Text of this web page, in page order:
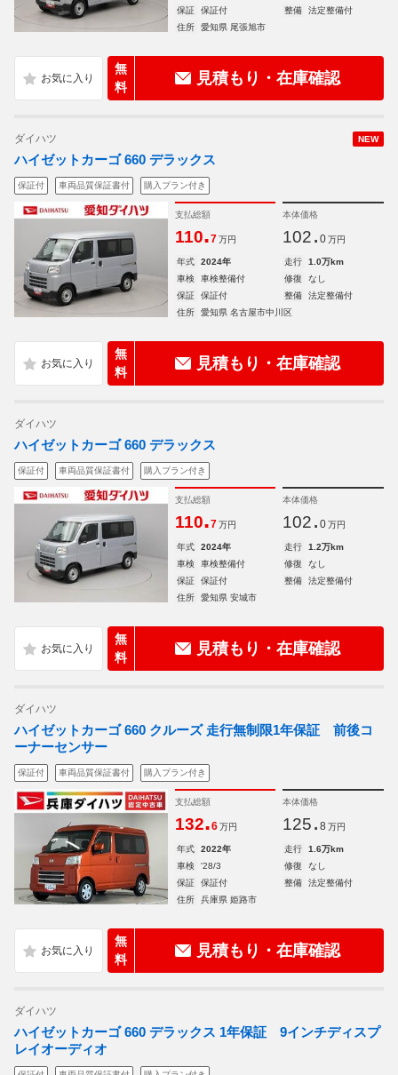
保証
保証付 整備
法定整備付
住所
愛知県 尾張旭市
無
料
見積もり・在庫確認
NEW
ダイハツ
ハイゼットカーゴ 660 デラックス
保証付 車両品質保証書付 購入プラン付き
支払総額
110.7 万円
本体価格
102. 0 万円
年式 2024年 走行
1.0万km
車検
車検整備付 修復
なし
保証
保証付 整備
法定整備付
住所
愛知県 名古屋市中川区
無
料
見積もり・在庫確認
ダイハツ
ハイゼットカーゴ 660 デラックス
保証付 車両品質保証書付 購入プラン付き
支払総額
110.7 万円
本体価格
102. 0 万円
年式 2024年 走行
1.2万km
車検
車検整備付 修復
なし
保証
保証付 整備
法定整備付
住所
愛知県 安城市
無
料
見積もり・在庫確認
ダイハツ
ハイゼットカーゴ 660 クルーズ 走行無制限1年保証 前後コ
ーナーセンサー
保証付 車両品質保証書付 購入プラン付き
支払総額
132.6 万円
本体価格
125. 8 万円
年式 2022年 走行
1.6万km
車検
'28/3 修復
なし
保証
保証付 整備
法定整備付
住所
兵庫県 姫路市
無
料
見積もり・在庫確認
ダイハツ
ハイゼットカーゴ 660 デラックス 1年保証 9インチディスプ
レイオーディオ